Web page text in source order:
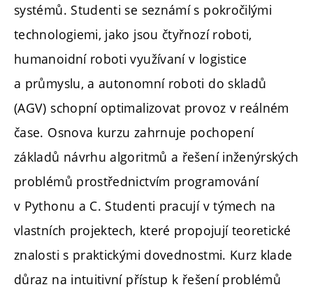
systémů. Studenti se seznámí s pokročilými
technologiemi, jako jsou čtyřnozí roboti,
humanoidní roboti využívaní v logistice
a průmyslu, a autonomní roboti do skladů
(AGV) schopní optimalizovat provoz v reálném
čase. Osnova kurzu zahrnuje pochopení
základů návrhu algoritmů a řešení inženýrských
problémů prostřednictvím programování
v Pythonu a C. Studenti pracují v týmech na
vlastních projektech, které propojují teoretické
znalosti s praktickými dovednostmi. Kurz klade
důraz na intuitivní přístup k řešení problémů